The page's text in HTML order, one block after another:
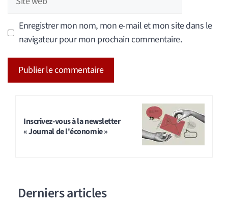
web
Enregistrer mon nom, mon e-mail et mon site dans le
navigateur pour mon prochain commentaire.
Inscrivez-vous à la newsletter
« Journal de l'économie »
Derniers articles